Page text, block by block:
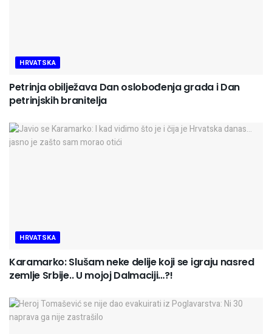
HRVATSKA
Petrinja obilježava Dan oslobođenja grada i Dan
petrinjskih branitelja
HRVATSKA
Karamarko: Slušam neke delije koji se igraju nasred
zemlje Srbije.. U mojoj Dalmaciji…?!